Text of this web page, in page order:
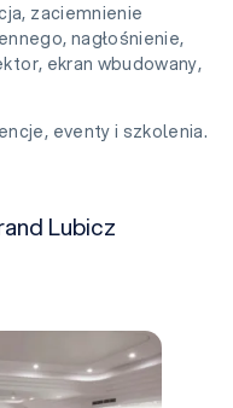
zaciemnienie
nagłośnienie,
ekran wbudowany,
eventy i szkolenia.
Lubicz